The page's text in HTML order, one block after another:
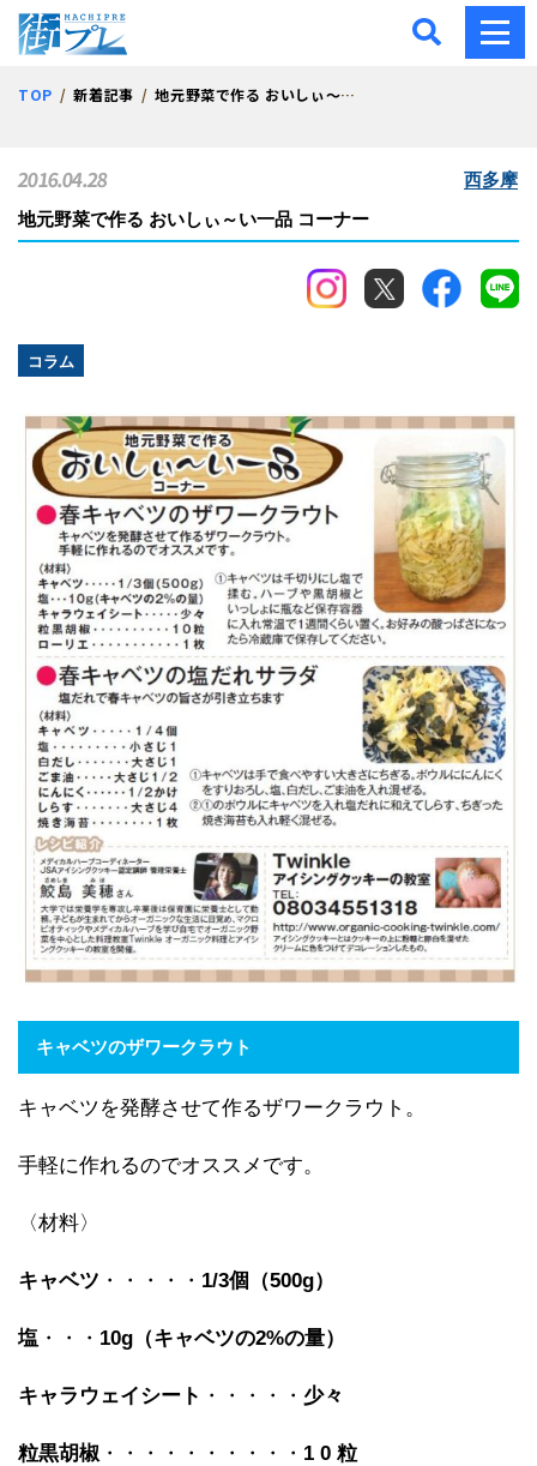
街プレ -東京・西多摩の
TOP 新着記事 地元野菜で作る おいしぃ～い一品 コーナー
地元野菜で作る おいしぃ～い一品 コーナー
コラム
2016.04.28 西多摩
キャベツのザワークラウト
キャベツを発酵させて作るザワークラウト。
手軽に作れるのでオススメです。
〈材料〉
キャベツ ・・・・・ 1/3個（500g）
塩 ・・・ 10g （キャベツの2%の量）
キャラウェイシート ・・・・・ 少々
粒黒胡椒 ・・・・・・・・・・ 1 0 粒